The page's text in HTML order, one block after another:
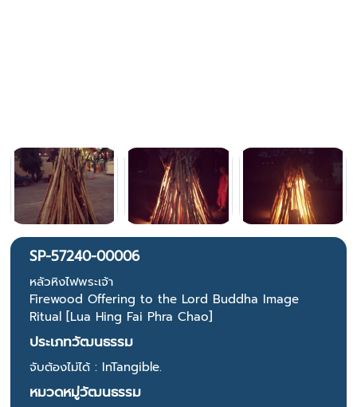
SP-57240-00006
หลัวหิงไฟพระเจ้า
Firewood Offering to the Lord Buddha Image
Ritual [Lua Hing Fai Phra Chao]
ประเภทวัฒนธรรม
จับต้องไม่ได้ : InTangible.
หมวดหมู่วัฒนธรรม